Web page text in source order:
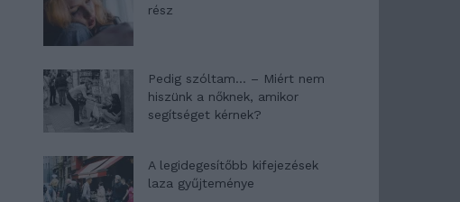
rész
Pedig szóltam… – Miért nem
hiszünk a nőknek, amikor
segítséget kérnek?
A legidegesítőbb kifejezések
laza gyűjteménye